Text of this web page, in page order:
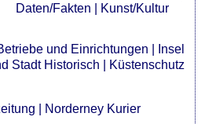
Daten/Fakten
Kunst/Kultur
und Einrichtungen
Insel
Stadt Historisch
Küstenschutz
Norderney Kurier